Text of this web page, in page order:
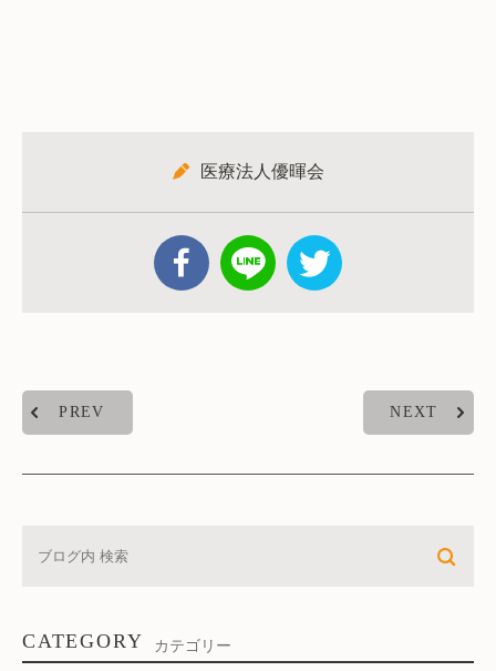
医療法人優暉会
PREV NEXT
CATEGORY カテゴリー